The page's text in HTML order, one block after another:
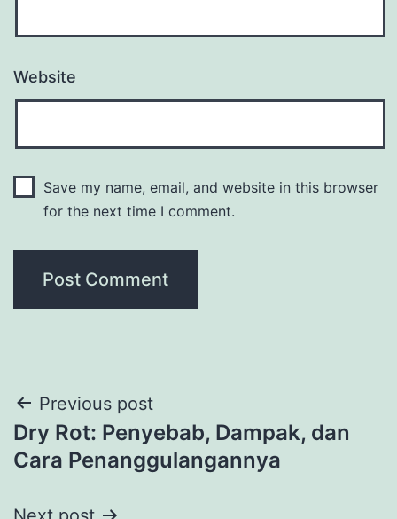
Website
Save my name, email, and website in this browser
for the next time I comment.
Post
navigation
Previous post
Dry Rot: Penyebab, Dampak, dan
Cara Penanggulangannya